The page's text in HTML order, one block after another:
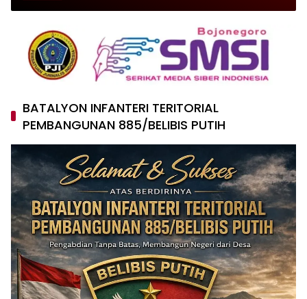
BATALYON INFANTERI TERITORIAL
PEMBANGUNAN 885/BELIBIS PUTIH